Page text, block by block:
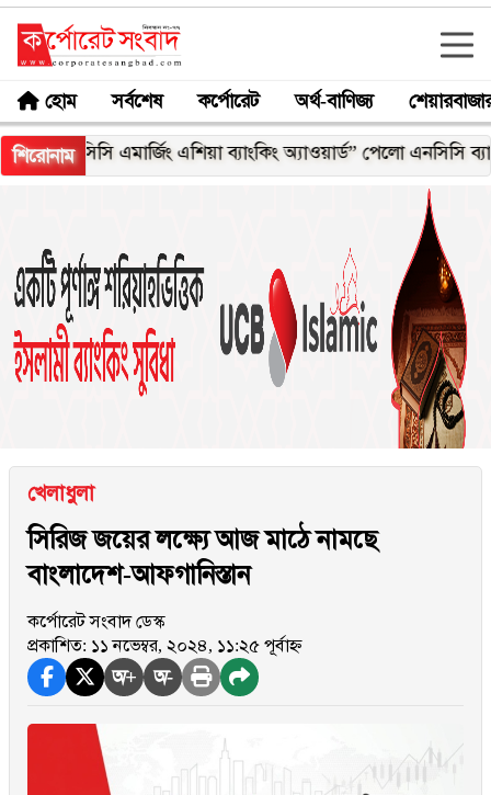
হোম সর্বশেষ কর্পোরেট অর্থ-বাণিজ্য
শিরোনাম
এমার্জিং এশিয়া ব্যাংকিং অ্যাওয়ার্ড” পেলো এনসিসি ব্যাংক
খেলাধুলা
সিরিজ জয়ের লক্ষ্যে আজ মাঠে নামছে
বাংলাদেশ-আফগানিস্তান
কর্পোরেট সংবাদ ডেস্ক
প্রকাশিত: ১১ নভেম্বর, ২০২৪, ১১:২৫ পূর্বাহ্ন
অ+ অ-